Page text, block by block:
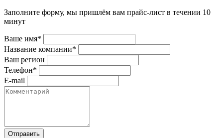
Заполните форму, мы пришлём вам прайс-лист в течении 10
минут
Ваше имя*
Название компании*
Ваш регион
Телефон*
E-mail
Отправить